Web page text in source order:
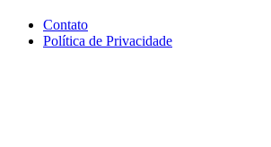
Contato
Política de Privacidade